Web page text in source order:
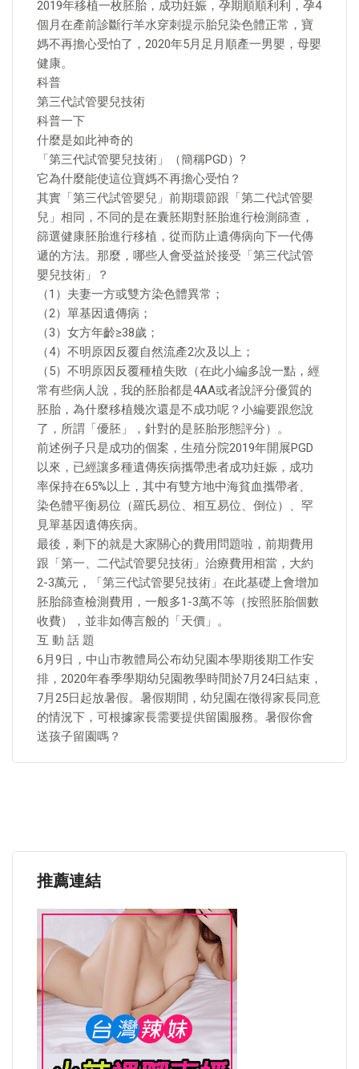
2019年移植一枚胚胎，成功妊娠，孕期順順利利，孕4
個月在產前診斷行羊水穿刺提示胎兒染色體正常，寶
媽不再擔心受怕了，2020年5月足月順產一男嬰，母嬰
健康。
科普
第三代試管嬰兒技術
科普一下
什麼是如此神奇的
「第三代試管嬰兒技術」（簡稱PGD）?
它為什麼能使這位寶媽不再擔心受怕？
其實「第三代試管嬰兒」前期環節跟「第二代試管嬰
兒」相同，不同的是在囊胚期對胚胎進行檢測篩查，
篩選健康胚胎進行移植，從而防止遺傳病向下一代傳
遞的方法。那麼，哪些人會受益於接受「第三代試管
嬰兒技術」？
（1）夫妻一方或雙方染色體異常；
（2）單基因遺傳病；
（3）女方年齡≥38歲；
（4）不明原因反覆自然流產2次及以上；
（5）不明原因反覆種植失敗（在此小編多說一點，經
常有些病人說，我的胚胎都是4AA或者說評分優質的
胚胎，為什麼移植幾次還是不成功呢？小編要跟您說
了，所謂「優胚」，針對的是胚胎形態評分）。
前述例子只是成功的個案，生殖分院2019年開展PGD
以來，已經讓多種遺傳疾病攜帶患者成功妊娠，成功
率保持在65%以上，其中有雙方地中海貧血攜帶者、
染色體平衡易位（羅氏易位、相互易位、倒位）、罕
見單基因遺傳疾病。
最後，剩下的就是大家關心的費用問題啦，前期費用
跟「第一、二代試管嬰兒技術」治療費用相當，大約
2-3萬元，「第三代試管嬰兒技術」在此基礎上會增加
胚胎篩查檢測費用，一般多1-3萬不等（按照胚胎個數
收費），並非如傳言般的「天價」。
互 動 話 題
6月9日，中山市教體局公布幼兒園本學期後期工作安
排，2020年春季學期幼兒園教學時間於7月24日結束，
7月25日起放暑假。暑假期間，幼兒園在徵得家長同意
的情況下，可根據家長需要提供留園服務。暑假你會
送孩子留園嗎？
推薦連結